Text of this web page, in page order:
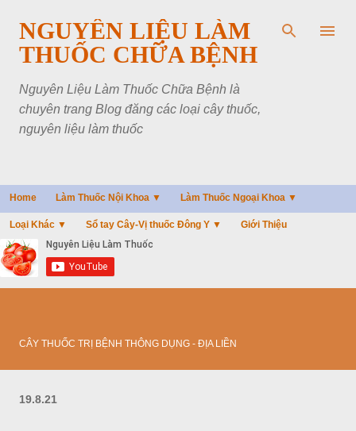
Chuyển đến nội dung chính
NGUYÊN LIỆU LÀM
THUỐC CHỮA BỆNH
Nguyên Liệu Làm Thuốc Chữa Bệnh là
chuyên trang Blog đăng các loại cây thuốc,
nguyên liệu làm thuốc
Home Làm Thuốc Nội Khoa ▼ Làm Thuốc Ngoại Khoa ▼
Loại Khác ▼ Sổ tay Cây-Vị thuốc Đông Y ▼ Giới Thiệu
CÂY THUỐC TRỊ BỆNH THÔNG DỤNG - ĐỊA LIỀN
19.8.21